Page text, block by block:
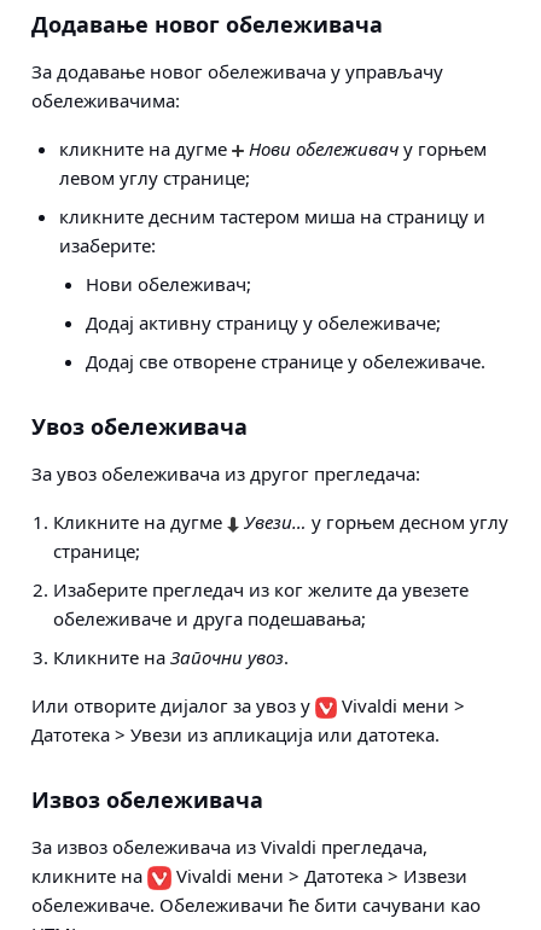
Додавање новог обележивача
За додавање новог обележивача у управљачу
обележивачима:
кликните на дугме
Нови обележивачу горњем
левом углу странице;
кликните десним тастером миша на страницу и
изаберите:
Нови обележивач;
Додај активну страницу у обележиваче;
Додај све отворене странице у обележиваче.
Увоз обележивача
За увоз обележивача из другог прегледача:
Кликните на дугме
Увези… у горњем десном углу
странице;
Изаберите прегледач из ког желите да увезете
обележиваче и друга подешавања;
Кликните на Започни увоз.
Или отворите дијалог за увоз у
Vivaldi мени >
Датотека > Увези из апликација или датотека.
Извоз обележивача
За извоз обележивача из Vivaldi прегледача,
кликните на
Vivaldi мени > Датотека > Извези
обележиваче. Обележивачи ће бити сачувани као